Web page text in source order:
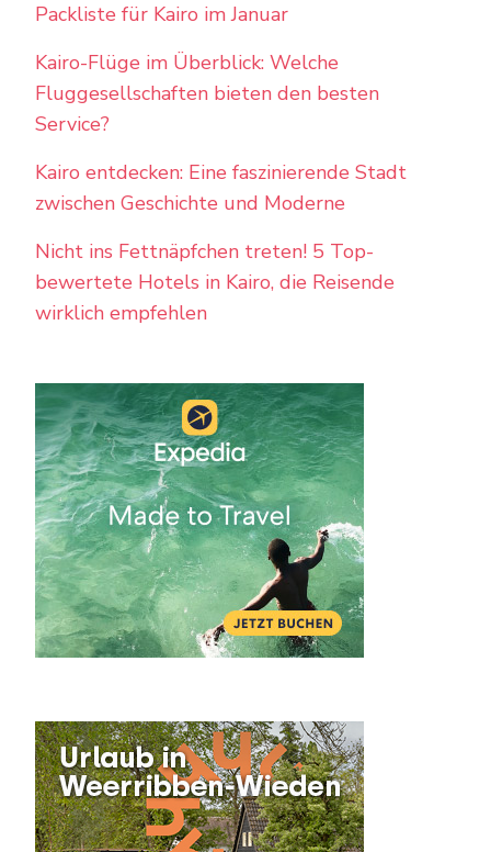
Packliste für Kairo im Januar
Kairo-Flüge im Überblick: Welche
Fluggesellschaften bieten den besten
Service?
Kairo entdecken: Eine faszinierende Stadt
zwischen Geschichte und Moderne
Nicht ins Fettnäpfchen treten! 5 Top-
bewertete Hotels in Kairo, die Reisende
wirklich empfehlen